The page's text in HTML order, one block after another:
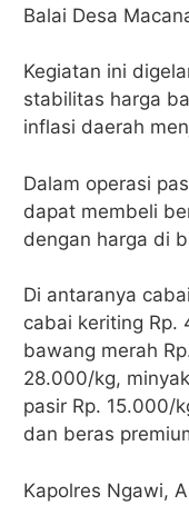
Balai Desa
Kegiatan ini
stabilitas harga
inflasi daerah
Dalam operasi
dapat membeli
dengan harga di
Di antaranya
cabai keriting Rp.
bawang merah
28.000/kg,
pasir Rp. 15.000/
dan beras
Kapolres Ngawi,